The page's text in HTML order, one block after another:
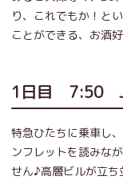
り、これでもか！と
ことができる、お酒
1日目 7:50
特急ひたちに乗車し
ンフレットを読みな
せん♪高層ビルが立ち